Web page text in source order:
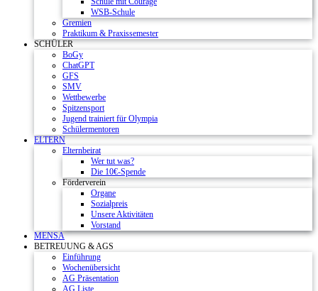
WSB-Schule
Gremien
Praktikum & Praxissemester
SCHÜLER
BoGy
ChatGPT
GFS
SMV
Wettbewerbe
Spitzensport
Jugend trainiert für Olympia
Schülermentoren
ELTERN
Elternbeirat
Wer tut was?
Die 10€-Spende
Förderverein
Organe
Sozialpreis
Unsere Aktivitäten
Vorstand
MENSA
BETREUUNG & AGS
Einführung
Wochenübersicht
AG Präsentation
AG Liste